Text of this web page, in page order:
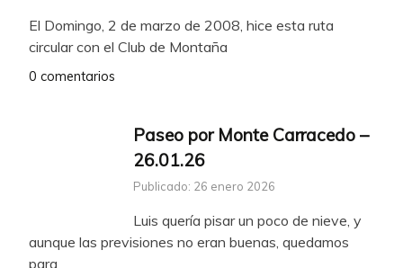
El Domingo, 2 de marzo de 2008, hice esta ruta
circular con el Club de Montaña
0 comentarios
Paseo por Monte Carracedo –
26.01.26
Publicado: 26 enero 2026
Luis quería pisar un poco de nieve, y
aunque las previsiones no eran buenas, quedamos
para